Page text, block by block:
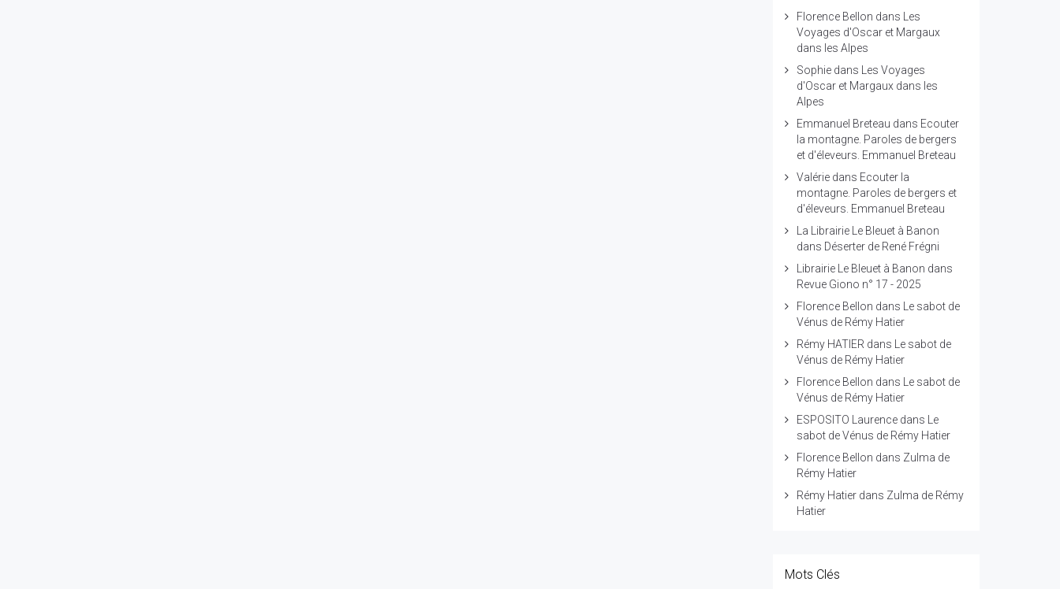
Florence Bellon dans
Les
Voyages d'Oscar et Margaux
dans les Alpes
Sophiedans
Les Voyages
d'Oscar et Margaux dans les
Alpes
Emmanuel Breteau dans Ecouter
la montagne. Paroles de bergers
et d'éleveurs. Emmanuel Breteau
Valériedans Ecouter la
montagne. Paroles de bergers et
d'éleveurs. Emmanuel Breteau
La Librairie Le Bleuet à Banon
dans Déserter de René Frégni
Librairie Le Bleuet à Banon dans
Revue Giono n° 17 - 2025
Florence Bellon dans
Le sabot de
Vénus de Rémy Hatier
Rémy HATIER dans
Le sabot de
Vénus de Rémy Hatier
Florence Bellon dans
Le sabot de
Vénus de Rémy Hatier
ESPOSITO Laurencedans
Le
sabot de Vénus de Rémy Hatier
Florence Bellon dans Zulma de
Rémy Hatier
Rémy Hatierdans Zulma de Rémy
Hatier
Mots Clés